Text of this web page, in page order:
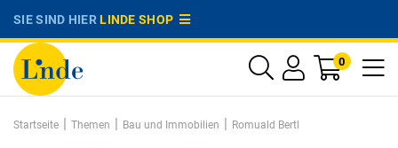
SIE SIND HIERLINDE SHOP
0
Startseite | Themen | Bau und Immobilien | Romuald Bertl